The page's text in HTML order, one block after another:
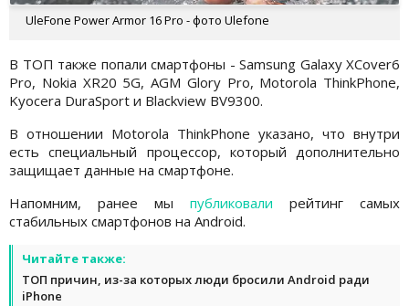
UleFone Power Armor 16 Pro - фото Ulefone
В ТОП также попали смартфоны - Samsung Galaxy XCover6
Pro, Nokia XR20 5G, AGM Glory Pro, Motorola ThinkPhone,
Kyocera DuraSport и Blackview BV9300.
В отношении Motorola ThinkPhone указано, что внутри
есть специальный процессор, который дополнительно
защищает данные на смартфоне.
Напомним, ранее мы публиковали рейтинг самых
стабильных смартфонов на Android.
Читайте также:
ТОП причин, из-за которых люди бросили Android ради
iPhone